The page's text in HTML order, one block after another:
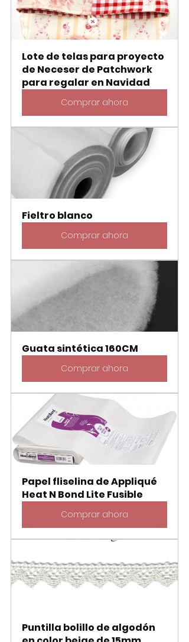
Lote de telas para proyecto
de Neceser de Patchwork
para regalar en Navidad
Comprar ahora
Fieltro blanco
Comprar ahora
Guata sintética 160CM
Comprar ahora
Papel fliselina de Appliqué
Heat N Bond Lite Fusible
Comprar ahora
Puntilla bolillo de algodón